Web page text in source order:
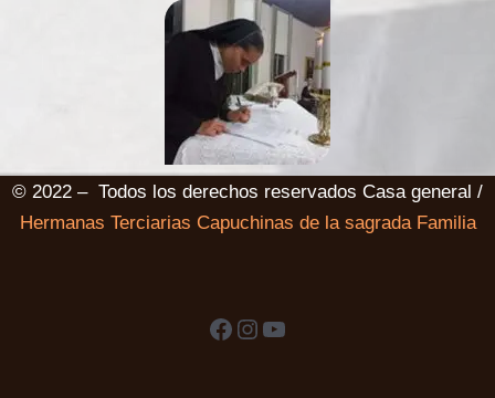
© 2022 – Todos los derechos reservados Casa general /
Hermanas Terciarias Capuchinas de la sagrada Familia